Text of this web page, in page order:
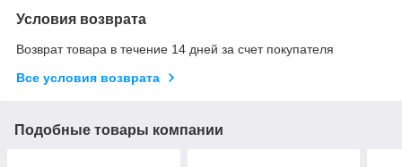
Условия возврата
Возврат товара в течение 14 дней за счет покупателя
Все условия возврата
Подобные товары компании